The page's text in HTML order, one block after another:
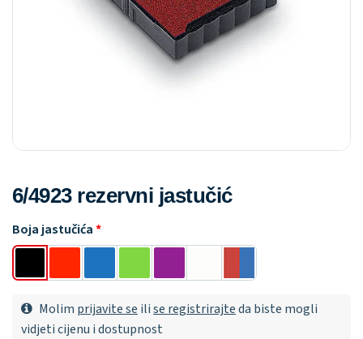
6/4923 rezervni jastučić
Boja jastučića
Molim prijavite se ilise registrirajteda biste mogli
vidjeti cijenu i dostupnost